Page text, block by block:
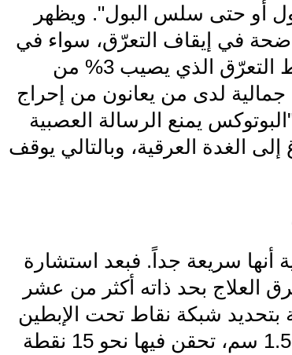
أو حتى سلس البول". ويظهر
في إيقاف التعرّق، سواء في
حالات مرضية كفرط التعرّق الذي يصيب 3% من
جمالية لدى من يعانون من إحراج
يمنع الرسالة العصبية
الغدة العرقية، وبالتالي يوقف
أنها سريعة جداً. فبعد استشارة
العلاج بحد ذاته أكثر من عشر
بتحديد شبكة نقاط تحت الإبطين
تفصل بينها مسافة 1.5 سم، تحقن فيها نحو 15 نقطة